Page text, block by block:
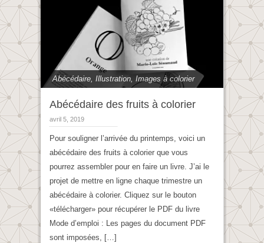
Abécédaire, Illustration, Images à colorier
Abécédaire des fruits à colorier
avril 5, 2019
Pour souligner l’arrivée du printemps, voici un
abécédaire des fruits à colorier que vous
pourrez assembler pour en faire un livre. J’ai le
projet de mettre en ligne chaque trimestre un
abécédaire à colorier. Cliquez sur le bouton
«télécharger» pour récupérer le PDF du livre
Mode d’emploi : Les pages du document PDF
sont imposées, […]